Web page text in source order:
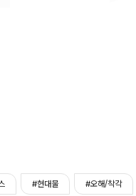
#현대물 #오해/착각